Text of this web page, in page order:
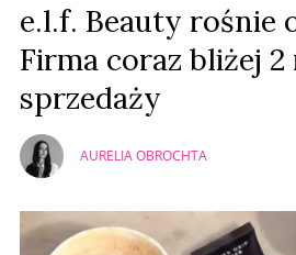
e.l.f. Beauty rośnie
Firma coraz bliżej
sprzedaży
AURELIA OBROCHTA